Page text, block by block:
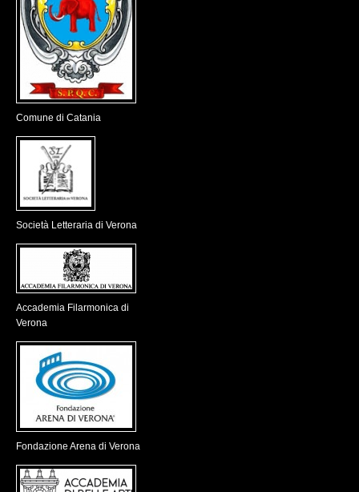
Comune di Catania
Società Letteraria di Verona
Accademia Filarmonica di
Verona
Fondazione Arena di Verona